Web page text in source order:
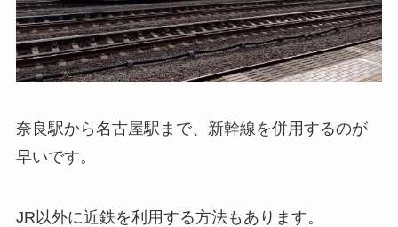
奈良駅から名古屋駅まで、新幹線を併用するのが
早いです。
JR以外に近鉄を利用する方法もあります。